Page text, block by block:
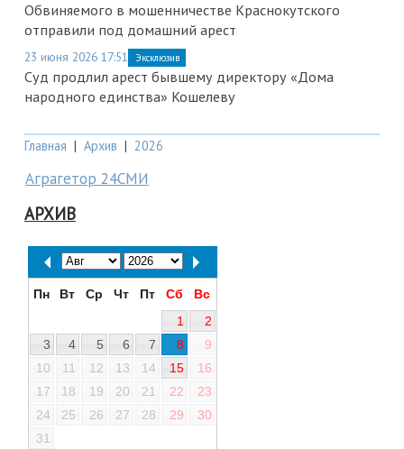
Обвиняемого в мошенничестве Краснокутского
отправили под домашний арест
23 июня 2026 17:51 Эксклюзив
Суд продлил арест бывшему директору «Дома
народного единства» Кошелеву
Главная | Архив | 2026
Аграгетор 24СМИ
АРХИВ
Пн Вт Ср Чт Пт Сб
Вс
1
2
3
4 5 6 7 8
9
10
11 12 13 14 15
16
17
18 19 20 21 22
23
24
25 26 27 28 29
30
31